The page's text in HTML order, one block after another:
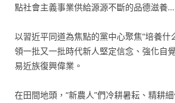
點社會主義事業供給源源不斷的品德滋養
以習近平同道為焦點的黨中心聚焦“培養什
領一批又一批時代新人堅定信念、強化自
易近族復興偉業。
在田間地頭，“新農人”們冷耕暑耘、精耕